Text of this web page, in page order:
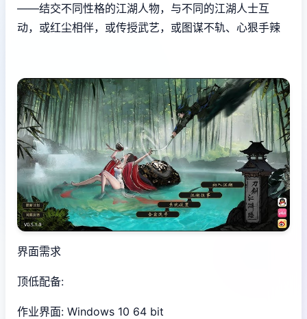
——结交不同性格的江湖人物，与不同的江湖人士互
动，或红尘相伴，或传授武艺，或图谋不轨、心狠手辣
界面需求
顶低配备:
作业界面: Windows 10 64 bit